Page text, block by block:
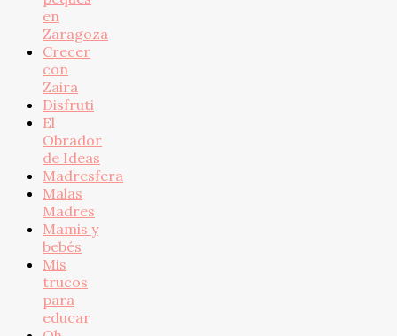
en
Zaragoza
Crecer
con
Zaira
Disfruti
El
Obrador
de Ideas
Madresfera
Malas
Madres
Mamis y
bebés
Mis
trucos
para
educar